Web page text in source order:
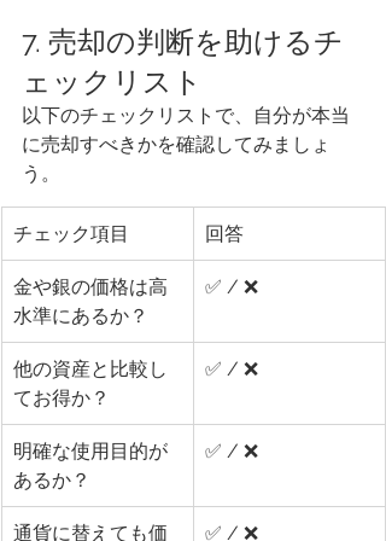
7. 売却の判断を助けるチ
ェックリスト
以下のチェックリストで、自分が本当
に売却すべきかを確認してみましょ
う。
チェック項目 回答
金や銀の価格は高
水準にあるか？
✅ / ❌
他の資産と比較し
てお得か？
✅ / ❌
明確な使用目的が
あるか？
✅ / ❌
通貨に替えても価 ✅ / ❌